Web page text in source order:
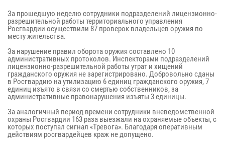
За прошедшую неделю сотрудники подразделений лицензионно-
разрешительной работы территориального управления
Росгвардии осуществили 87 проверок владельцев оружия по
месту жительства.
За нарушение правил оборота оружия составлено 10
административных протоколов. Инспекторами подразделений
лицензионно-разрешительной работы утрат и хищений
гражданского оружия не зарегистрировано. Добровольно сданы
в Росгвардию на утилизацию 6 единиц гражданского оружия, 7
единиц изъято в связи со смертью собственников, за
административные правонарушения изъяты 3 единицы.
За аналогичный период времени сотрудники вневедомственной
охраны Росгвардии 163 раза выезжали на охраняемые объекты, с
которых поступал сигнал «Тревога». Благодаря оперативным
действиям росгвардейцев краж не допущено.